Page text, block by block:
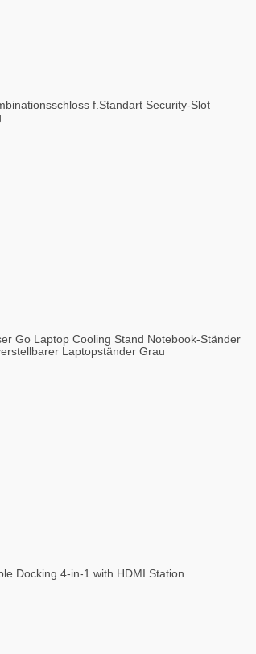
f.Standart Security-Slot
Go Laptop Cooling Stand Notebook-Ständer
Laptopständer Grau
Docking 4-in-1 with HDMI Station